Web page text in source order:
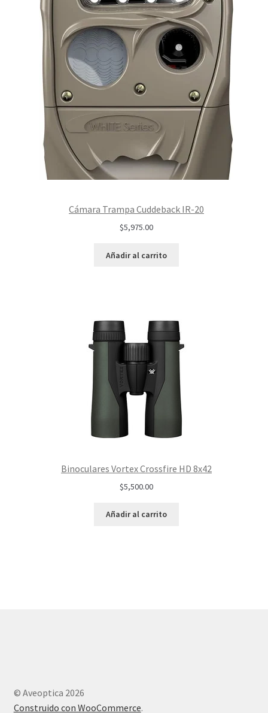
Cámara Trampa Cuddeback IR-20
$5,975.00
Añadir al carrito
Binoculares Vortex Crossfire HD 8x42
$5,500.00
Añadir al carrito
© Aveoptica 2026
Construido con WooCommerce.